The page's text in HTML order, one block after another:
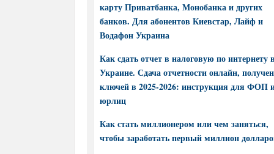
карту Приватбанка, Монобанка и других
банков. Для абонентов Киевстар, Лайф и
Водафон Украина
Как сдать отчет в налоговую по интернету в
Украине. Сдача отчетности онлайн,
ключей в 2025-2026: инструкция для ФОП
юрлиц
Как стать миллионером или чем заняться,
чтобы заработать первый миллион